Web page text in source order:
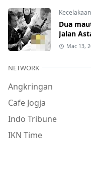
Dua
Jalan
Mac 13,
NETWORK
Angkringan
Cafe Jogja
Indo Tribune
IKN Time